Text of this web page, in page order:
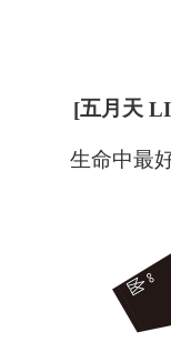
付款後全家取貨
配送毎にNT$65、
配送毎にNT$65、
[五月天
生命中最